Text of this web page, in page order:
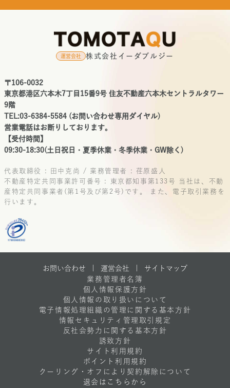
運営会社 株式会社イーダブルジー
〒106-0032
東京都港区六本木7丁目15番9号 住友不動産六本木セントラルタワー
9階
TEL:03-6384-5584 (お問い合わせ専用ダイヤル)
営業電話はお断りしております。
【受付時間】
09:30-18:30(土日祝日・夏季休業・冬季休業・GW除く)
代表取締役 : 田中克尚 / 業務管理者 : 荏原盛人
不動産特定共同事業許可番号 : 東京都知事第133号
当社は、不動
産特定共同事業者(第1号及び第2号)です。
また、電子取引業務を
行います。
お問い合わせ | 運営会社
サイトマップ
業務管理者名簿
個人情報保護方針
個人情報の取り扱いについて
電子情報処理組織の管理に関する基本方針
情報セキュリティ管理取引規定
反社会勢力に関する基本方針
誘致方針
サイト利用規約
ポイント利用規約
クーリング・オフにより契約解除について
退会はこちらから